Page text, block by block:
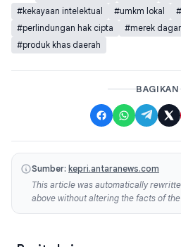
#kekayaan intelektual
#umkm lokal
#perlindungan hak cipta
#merek
#produk khas daerah
BAGIKAN
Sumber: kepri.antaranews.com
This article was automatically
above without altering the facts of